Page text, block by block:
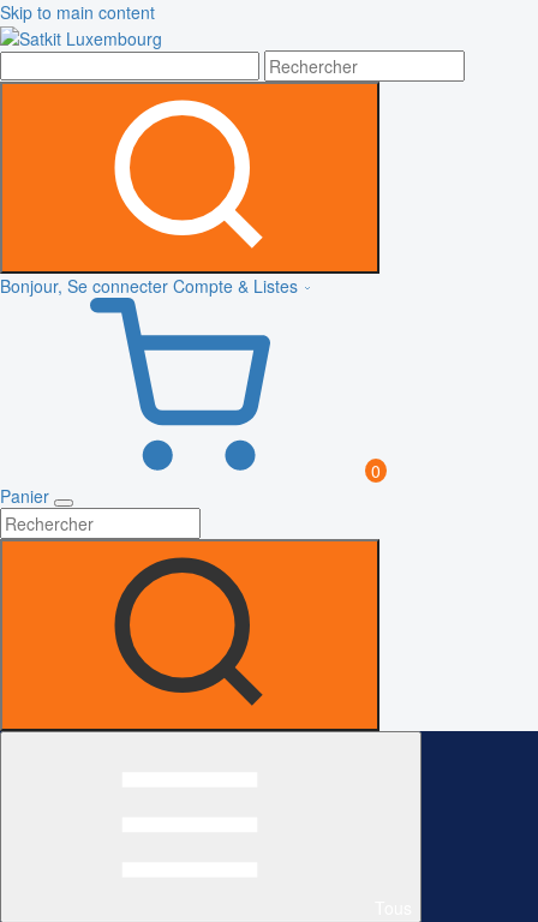
Skip to main content
Bonjour, Se connecter Compte & Listes
0
Panier